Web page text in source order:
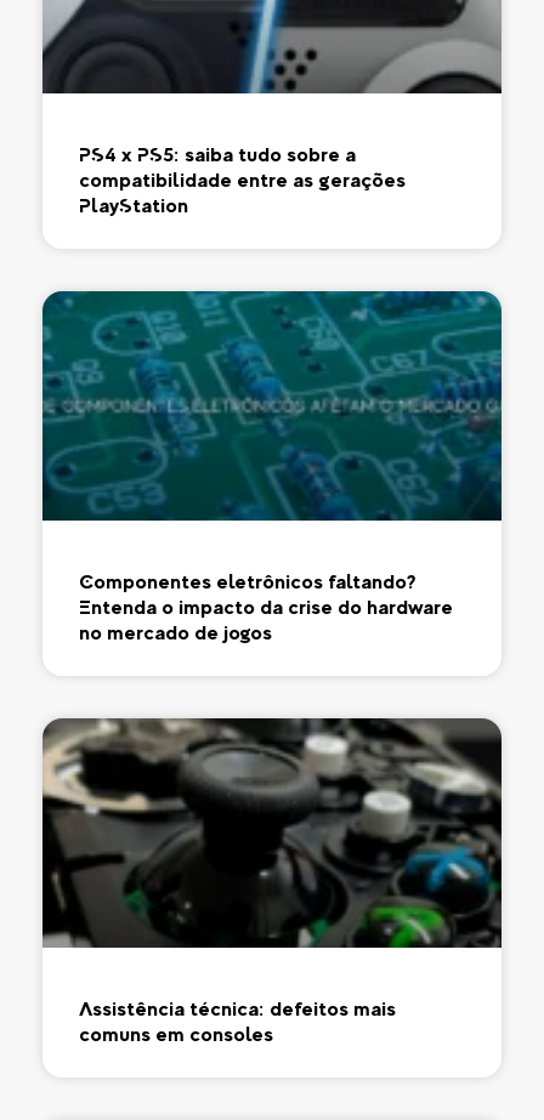
PS4 x PS5: saiba tudo sobre a
compatibilidade entre as gerações
PlayStation
Componentes eletrônicos faltando?
Entenda o impacto da crise do hardware
no mercado de jogos
Assistência técnica: defeitos mais
comuns em consoles